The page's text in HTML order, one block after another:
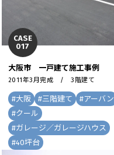
CASE
017
大阪市 一戸建て施工事例
2011年3月完成 / 3階建て
#大阪 #三階建て #アーバン
#クール
#ガレージ／ガレージハウス
#40坪台